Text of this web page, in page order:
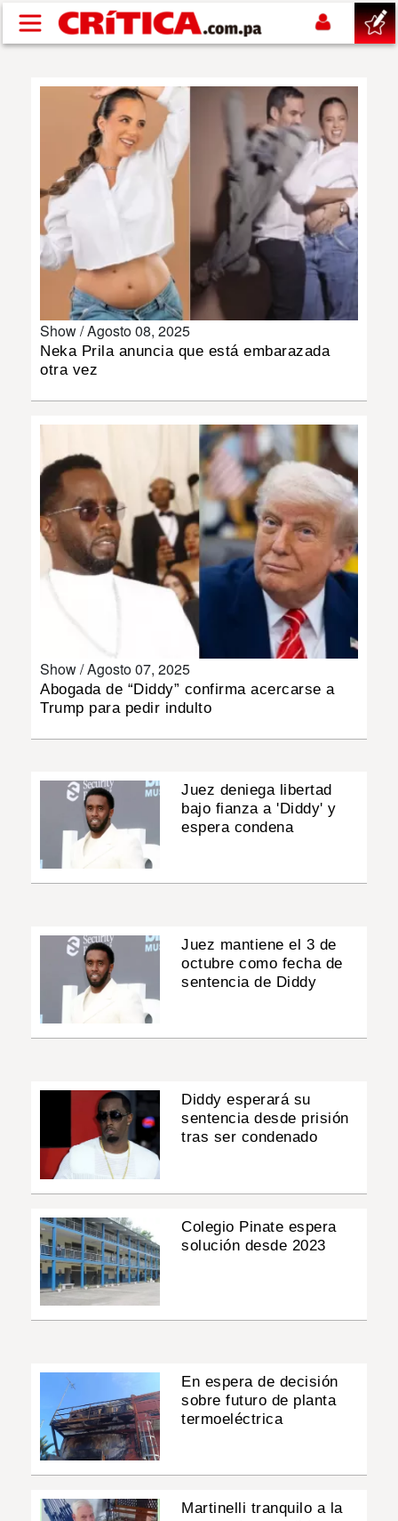
Pasar al contenido principal
NACIONAL
POLÍTICA
DEPORTES
MULTIMEDIA
IMPRESO
Show /Agosto 08, 2025
Neka Prila anuncia que está embarazada
otra vez
Show /Agosto 07, 2025
Abogada de “Diddy” confirma acercarse a
Trump para pedir indulto
Juez deniega libertad
bajo fianza a 'Diddy' y
espera condena
Juez mantiene el 3 de
octubre como fecha de
sentencia de Diddy
Diddy esperará su
sentencia desde prisión
tras ser condenado
Colegio Pinate espera
solución desde 2023
En espera de decisión
sobre futuro de planta
termoeléctrica
Martinelli tranquilo a la